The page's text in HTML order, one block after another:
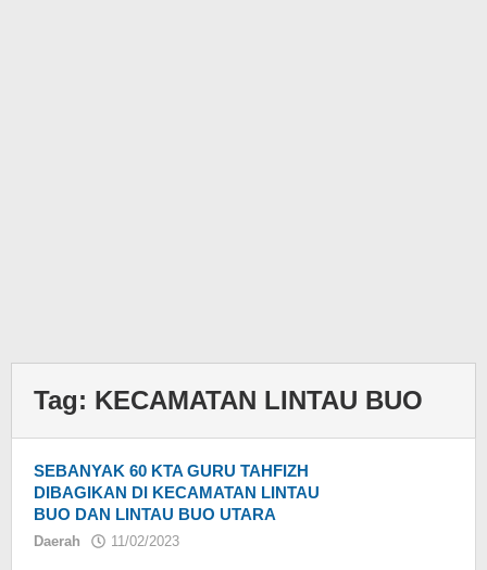
Tag: KECAMATAN LINTAU BUO
SEBANYAK 60 KTA GURU TAHFIZH
DIBAGIKAN DI KECAMATAN LINTAU
BUO DAN LINTAU BUO UTARA
Daerah 11/02/2023